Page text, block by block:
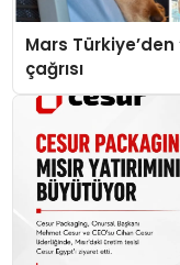
Mars
çağrısı